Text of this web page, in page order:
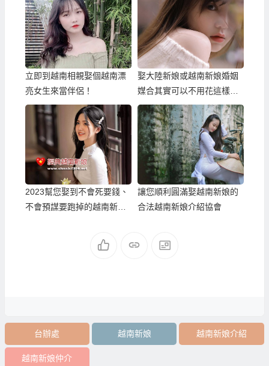
立即到越南相親娶個越南漂
亮女生來當伴侶！
娶大陸新娘或越南新娘婚姻
媒合其實可以不用花這樣多
錢！
2023幫您娶到不會死要錢、
不會預謀要跑掉的越南新
讓您順利圓滿娶越南新娘的
合法越南新娘介紹協會
台辦處 越南新娘 越南新娘介紹
越南新娘仲介